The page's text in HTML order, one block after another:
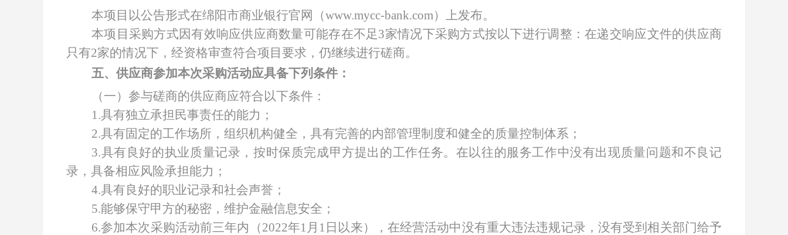
本项目以公告形式在绵阳市商业银行官网（www.mycc-bank.com）上发布。
本项目采购方式因有效响应供应商数量可能存在不足3家情况下采购方式按以下进行调整：在递交响应文件的供应商
只有2家的情况下，经资格审查符合项目要求，仍继续进行磋商。
五、供应商参加本次采购活动应具备下列条件：
（一）参与磋商的供应商应符合以下条件：
1.具有独立承担民事责任的能力；
2.具有固定的工作场所，组织机构健全，具有完善的内部管理制度和健全的质量控制体系；
3.具有良好的执业质量记录，按时保质完成甲方提出的工作任务。在以往的服务工作中没有出现质量问题和不良记
录，具备相应风险承担能力；
4.具有良好的职业记录和社会声誉；
5.能够保守甲方的秘密，维护金融信息安全；
6.参加本次采购活动前三年内（2022年1月1日以来），在经营活动中没有重大违法违规记录，没有受到相关部门给予